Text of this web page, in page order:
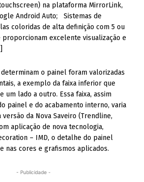
na plataforma MirrorLink,
Android Auto; Sistemas de
coloridas de alta definição com 5 ou
proporcionam excelente visualização e
determinam o painel foram valorizadas
a exemplo da faixa inferior que
um lado a outro. Essa faixa, assim
painel e do acabamento interno, varia
da Nova Saveiro (Trendline,
aplicação de nova tecnologia,
– IMD, o detalhe do painel
nas cores e grafismos aplicados.
- Publicidade -